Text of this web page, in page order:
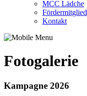
MCC Lädche
Fördermitglied
Kontakt
Fotogalerie
Kampagne 2026